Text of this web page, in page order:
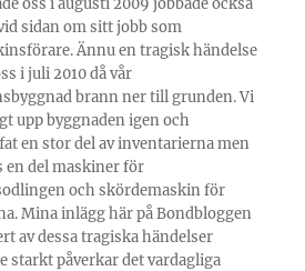
sidan om sitt jobb som
Ännu en tragisk händelse
i juli 2010 då vår
brann ner till grunden. Vi
upp byggnaden igen och
en stor del av inventarierna men
en del maskiner för
och skördemaskin för
Mina inlägg här på Bondbloggen
av dessa tragiska händelser
starkt påverkar det vardagliga